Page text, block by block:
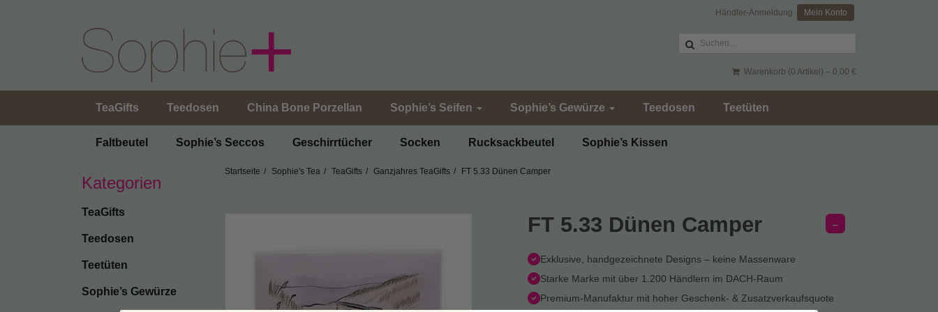
Mein Konto
Händler-Anmeldung
Warenkorb (0 Artikel) – 0,00 €
TeaGifts Teedosen China Bone Porzellan Sophie’s Seifen Sophie’s Gewürze Teedosen Teetüten
Faltbeutel Sophie’s Seccos Geschirrtücher Socken Rucksackbeutel Sophie’s Kissen
Kategorien
TeaGifts
Teedosen
Teetüten
Sophie’s Gewürze
Startseite Sophie's Tea TeaGifts Ganzjahres TeaGifts FT 5.33 Dünen Camper
←
FT 5.33 Dünen Camper
Exklusive, handgezeichnete Designs – keine Massenware
Starke Marke mit über 1.200 Händlern im DACH-Raum
Premium-Manufaktur mit hoher Geschenk- & Zusatzverkaufsquote